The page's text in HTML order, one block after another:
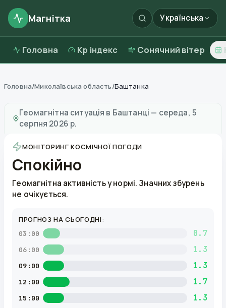
Магнітка Українська
Головна Kp індекс Сонячний вітер
Головна/Миколаївська область/Баштанка
Геомагнітна ситуація в Баштанці — середа, 5
серпня 2026 р.
МОНІТОРИНГ КОСМІЧНОЇ ПОГОДИ
Спокійно
Геомагнітна активність у нормі. Значних збурень
не очікується.
ПРОГНОЗ НА СЬОГОДНІ:
03:00 0.7
06:00 1.3
09:00 1.3
12:00 1.7
15:00 1.3